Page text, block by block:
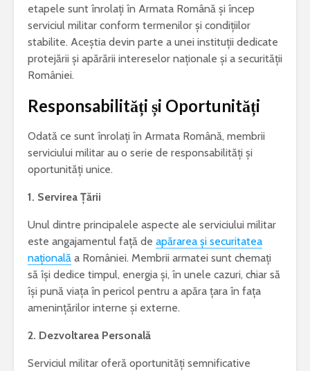
etapele sunt înrolați în Armata Română și încep
serviciul militar conform termenilor și condițiilor
stabilite. Aceștia devin parte a unei instituții dedicate
protejării și apărării intereselor naționale și a securității
României.
Responsabilități și Oportunități
Odată ce sunt înrolați în Armata Română, membrii
serviciului militar au o serie de responsabilități și
oportunități unice.
1. Servirea Țării
Unul dintre principalele aspecte ale serviciului militar
este angajamentul față de apărarea și securitatea
națională a României. Membrii armatei sunt chemați
să își dedice timpul, energia și, în unele cazuri, chiar să
își pună viața în pericol pentru a apăra țara în fața
amenințărilor interne și externe.
2. Dezvoltarea Personală
Serviciul militar oferă oportunități semnificative